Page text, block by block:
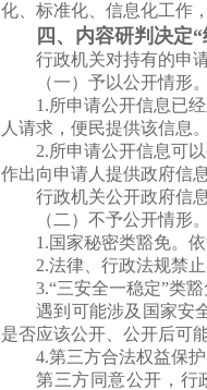
化、标准化、信息化工作
四、内容研判决定
行政机关对持有的申
（一）予以公开情形。
1.所申请公开信息已
人请求，便民提供该信息。
2.所申请公开信息可
作出向申请人提供政府信
行政机关公开政府信
（二）不予公开情形。
1.国家秘密类豁免。
2.法律、行政法规禁
3.“三安全一稳定”类
遇到可能涉及国家安
是否应该公开、公开后可
4.第三方合法权益保
第三方同意公开，行